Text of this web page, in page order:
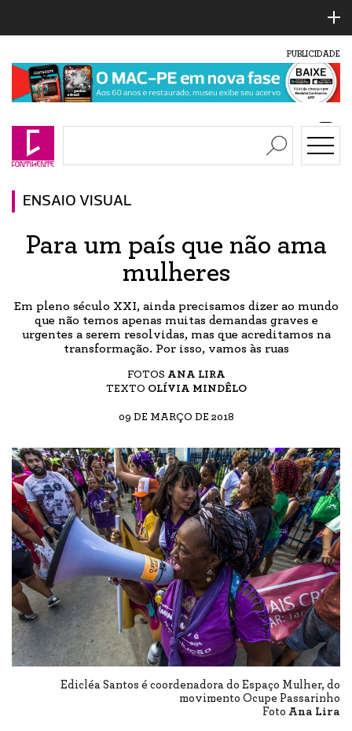
PUBLICIDADE
ENSAIO VISUAL
Para um país que não ama
mulheres
Em pleno século XXI, ainda precisamos dizer ao mundo
que não temos apenas muitas demandas graves e
urgentes a serem resolvidas, mas que acreditamos na
transformação. Por isso, vamos às ruas
FOTOS ANA LIRA
TEXTO OLÍVIA MINDÊLO
09 DE MARÇO DE 2018
Edicléa Santos é coordenadora do Espaço Mulher, do
movimento Ocupe Passarinho
Foto Ana Lira